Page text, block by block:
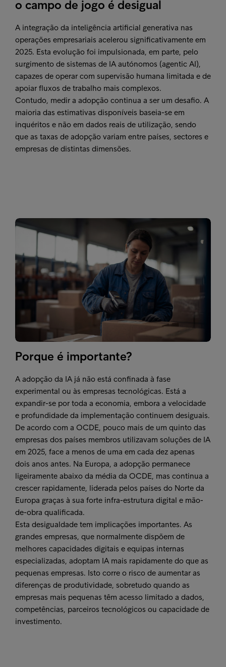
o campo de jogo é desigual
A integração da inteligência artificial generativa nas
operações empresariais acelerou significativamente em
2025. Esta evolução foi impulsionada, em parte, pelo
surgimento de sistemas de IA autónomos (agentic AI),
capazes de operar com supervisão humana limitada e de
apoiar fluxos de trabalho mais complexos.
Contudo, medir a adopção continua a ser um desafio. A
maioria das estimativas disponíveis baseia-se em
inquéritos e não em dados reais de utilização, sendo
que as taxas de adopção variam entre países, sectores e
empresas de distintas dimensões.
Porque é importante?
A adopção da IA já não está confinada à fase
experimental ou às empresas tecnológicas. Está a
expandir-se por toda a economia, embora a velocidade
e profundidade da implementação continuem desiguais.
De acordo com a OCDE, pouco mais de um quinto das
empresas dos países membros utilizavam soluções de IA
em 2025, face a menos de uma em cada dez apenas
dois anos antes. Na Europa, a adopção permanece
ligeiramente abaixo da média da OCDE, mas continua a
crescer rapidamente, liderada pelos países do Norte da
Europa graças à sua forte infra-estrutura digital e mão-
de-obra qualificada.
Esta desigualdade tem implicações importantes. As
grandes empresas, que normalmente dispõem de
melhores capacidades digitais e equipas internas
especializadas, adoptam IA mais rapidamente do que as
pequenas empresas. Isto corre o risco de aumentar as
diferenças de produtividade, sobretudo quando as
empresas mais pequenas têm acesso limitado a dados,
competências, parceiros tecnológicos ou capacidade de
investimento.